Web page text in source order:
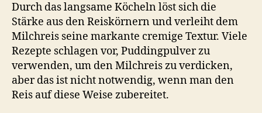
Durch das langsame Köcheln löst sich die
Stärke aus den Reiskörnern und verleiht dem
Milchreis seine markante cremige Textur. Viele
Rezepte schlagen vor, Puddingpulver zu
verwenden, um den Milchreis zu verdicken,
aber das ist nicht notwendig, wenn man den
Reis auf diese Weise zubereitet.